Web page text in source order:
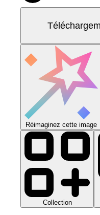
Réimaginez cette image
Collection